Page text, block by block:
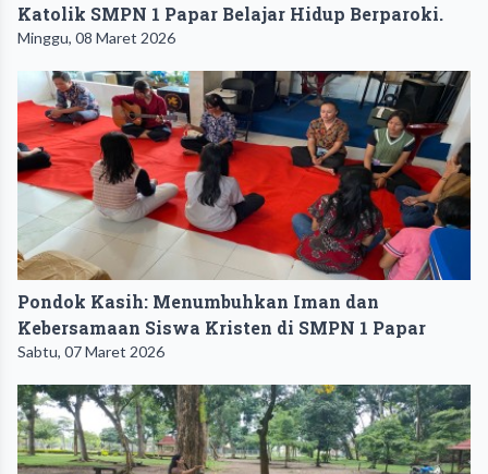
Katolik SMPN 1 Papar Belajar Hidup Berparoki.
Minggu, 08 Maret 2026
Pondok Kasih: Menumbuhkan Iman dan
Kebersamaan Siswa Kristen di SMPN 1 Papar
Sabtu, 07 Maret 2026